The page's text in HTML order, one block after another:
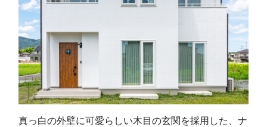
真っ白の外壁に可愛らしい木目の玄関を採用した、ナ